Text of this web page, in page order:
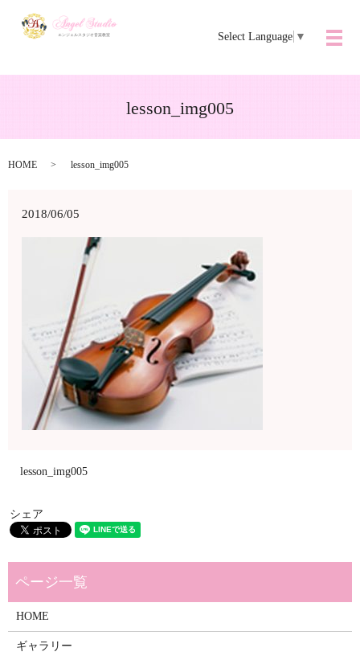
Select Language ▼
メ
lesson_img005
HOME lesson_img005
2018/06/05
lesson_img005
シェア
HOME
ギャラリー